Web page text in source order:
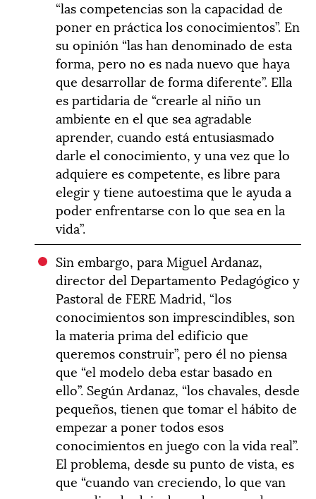
“las competencias son la capacidad de
poner en práctica los conocimientos”. En
su opinión “las han denominado de esta
forma, pero no es nada nuevo que haya
que desarrollar de forma diferente”. Ella
es partidaria de “crearle al niño un
ambiente en el que sea agradable
aprender, cuando está entusiasmado
darle el conocimiento, y una vez que lo
adquiere es competente, es libre para
elegir y tiene autoestima que le ayuda a
poder enfrentarse con lo que sea en la
vida”.
Sin embargo, para Miguel Ardanaz,
director del Departamento Pedagógico y
Pastoral de FERE Madrid, “los
conocimientos son imprescindibles, son
la materia prima del edificio que
queremos construir”, pero él no piensa
que “el modelo deba estar basado en
ello”. Según Ardanaz, “los chavales, desde
pequeños, tienen que tomar el hábito de
empezar a poner todos esos
conocimientos en juego con la vida real”.
El problema, desde su punto de vista, es
que “cuando van creciendo, lo que van